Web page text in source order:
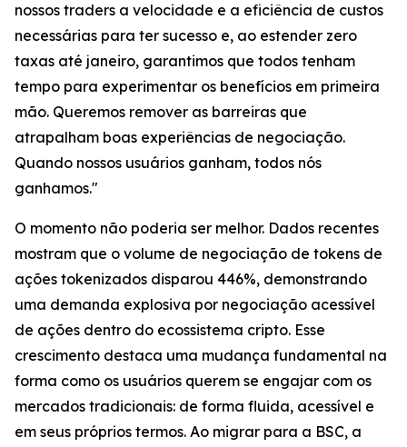
nossos traders a velocidade e a eficiência de custos
necessárias para ter sucesso e, ao estender zero
taxas até janeiro, garantimos que todos tenham
tempo para experimentar os benefícios em primeira
mão. Queremos remover as barreiras que
atrapalham boas experiências de negociação.
Quando nossos usuários ganham, todos nós
ganhamos."
O momento não poderia ser melhor. Dados recentes
mostram que o volume de negociação de tokens de
ações tokenizados disparou 446%, demonstrando
uma demanda explosiva por negociação acessível
de ações dentro do ecossistema cripto. Esse
crescimento destaca uma mudança fundamental na
forma como os usuários querem se engajar com os
mercados tradicionais: de forma fluida, acessível e
em seus próprios termos. Ao migrar para a BSC, a